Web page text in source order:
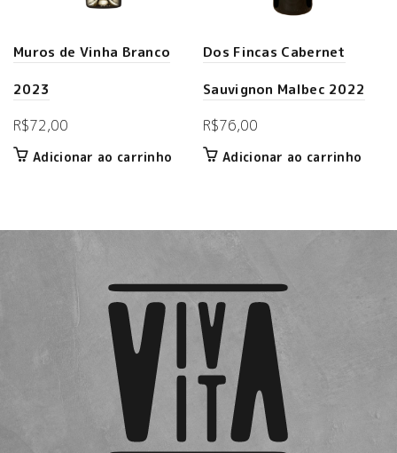
Muros de Vinha Branco
2023
R$72,00
Adicionar ao carrinho
Dos Fincas Cabernet
Sauvignon Malbec 2022
R$76,00
Adicionar ao carrinho